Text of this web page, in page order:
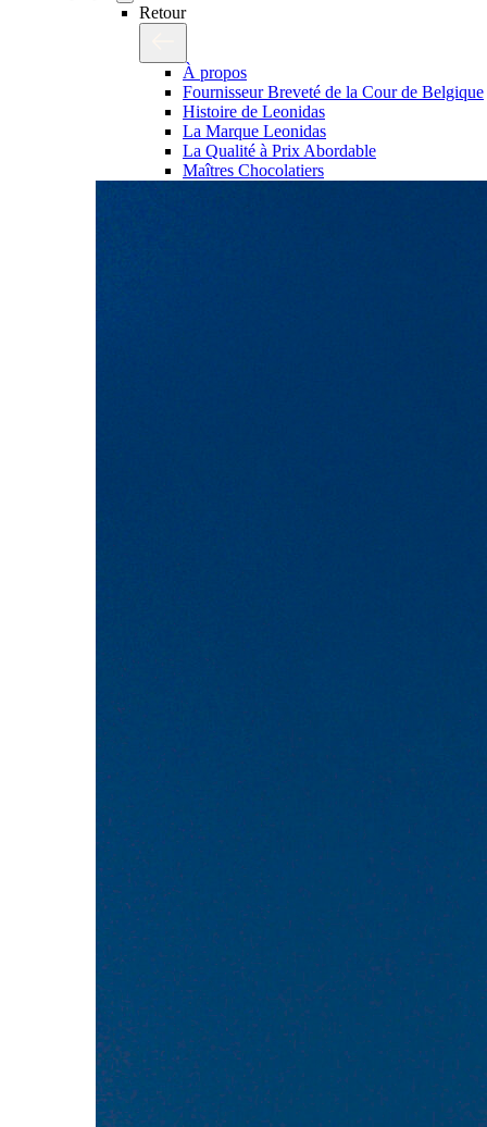
Retour
À propos
Fournisseur Breveté de la Cour de Belgique
Histoire de Leonidas
La Marque Leonidas
La Qualité à Prix Abordable
Maîtres Chocolatiers